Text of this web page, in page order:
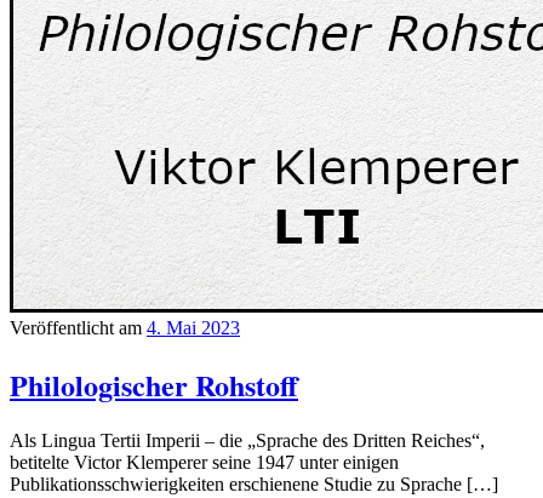
Veröffentlicht am 4. Mai 2023
Philologischer Rohstoff
Als Lingua Tertii Imperii – die „Sprache des Dritten Reiches“,
betitelte Victor Klemperer seine 1947 unter einigen
Publikationsschwierigkeiten erschienene Studie zu Sprache […]